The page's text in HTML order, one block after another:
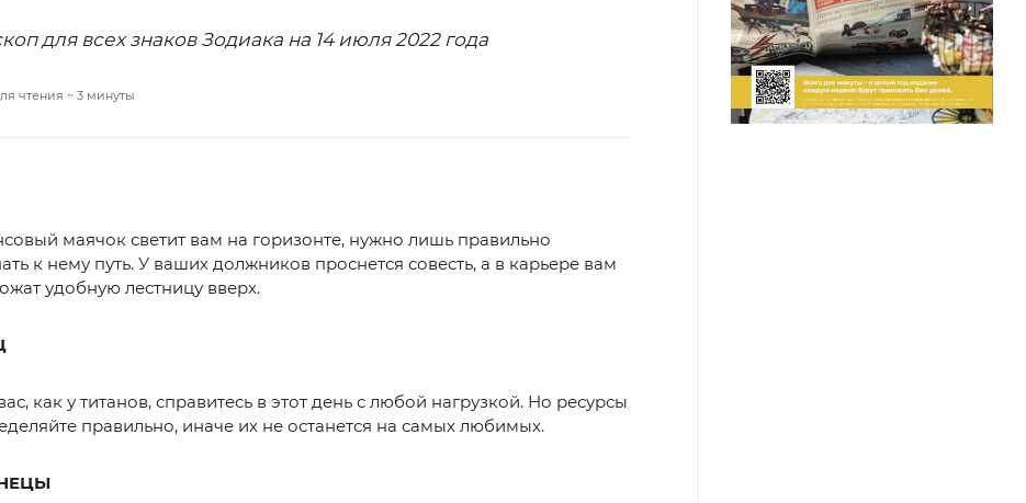
для всех знаков Зодиака на 14 июля 2022 года
чтения ~ 3 минуты
маячок светит вам на горизонте, нужно лишь правильно
к нему путь. У ваших должников проснется совесть, а в карьере вам
удобную лестницу вверх.
как у титанов, справитесь в этот день с любой нагрузкой. Но ресурсы
правильно, иначе их не останется на самых любимых.